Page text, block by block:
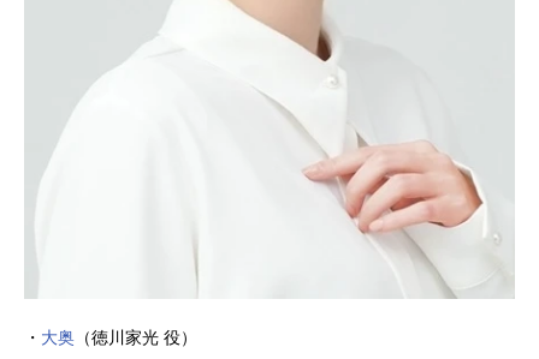
・ 大奥 （徳川家光 役）